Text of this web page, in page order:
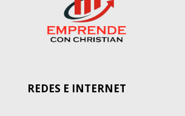
REDES E INTERNET